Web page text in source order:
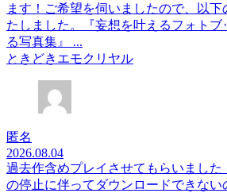
ます！ご希望を伺いましたので、以下
たしました。『妄想を叶えるフォトブ
る写真集』 ...
ときどきエモクリヤル
匿名
2026.08.04
過去作含めプレイさせてもらいました
の停止に伴ってダウンロードできな